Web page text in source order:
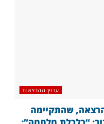
ערוץ ההרצאות
שהתקיימה